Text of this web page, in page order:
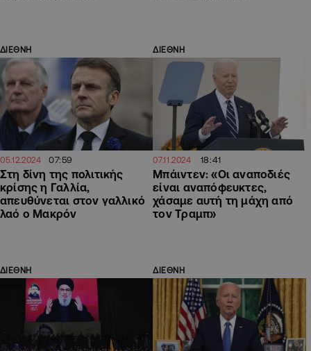
ΔΙΕΘΝΗ
05.12.2024 07:59
Στη δίνη της πολιτικής
κρίσης η Γαλλία,
απευθύνεται στον γαλλικό
λαό ο Μακρόν
ΔΙΕΘΝΗ
07.11.2024 18:41
Μπάιντεν: «Οι αναποδιές
είναι αναπόφευκτες,
χάσαμε αυτή τη μάχη από
τον Τραμπ»
ΔΙΕΘΝΗ ΔΙΕΘΝΗ